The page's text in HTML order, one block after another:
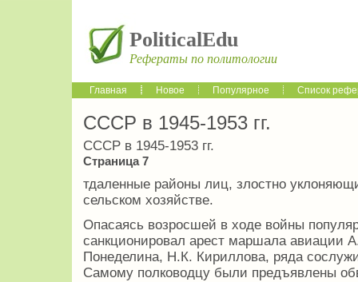
PoliticalEdu
Рефераты по политологии
Главная Новое Популярное Список
СССР в 1945-1953 гг.
СССР в 1945-1953 гг.
Страница 7
тдаленные районы лиц, злостно
сельском хозяйстве.
Опасаясь возросшей в ходе войны
санкционировал арест маршала авиации
Понеделина, Н.К. Кириллова, ряда
Самому полководцу были предъявлены